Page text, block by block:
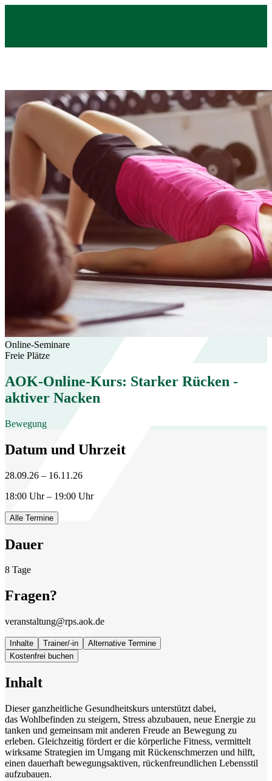
Startseite
Online-Seminare
Freie Plätze
AOK-Online-Kurs: Starker Rücken -
aktiver Nacken
Bewegung
Datum und Uhrzeit
28.09.26 – 16.11.26
18:00 Uhr – 19:00 Uhr
Alle Termine
Dauer
8 Tage
Fragen?
veranstaltung@rps.aok.de
Inhalte Trainer/-in
Alternative Termine
Kostenfrei buchen
Inhalt
Dieser ganzheitliche Gesundheitskurs unterstützt dabei,
das Wohlbefinden zu steigern, Stress abzubauen, neue Energie zu
tanken und gemeinsam mit anderen Freude an Bewegung zu
erleben. Gleichzeitig fördert er die körperliche Fitness, vermittelt
wirksame Strategien im Umgang mit Rückenschmerzen und hilft,
einen dauerhaft bewegungsaktiven, rückenfreundlichen Lebensstil
aufzubauen.